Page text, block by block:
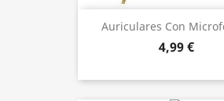
Auriculares Con
4,99 €